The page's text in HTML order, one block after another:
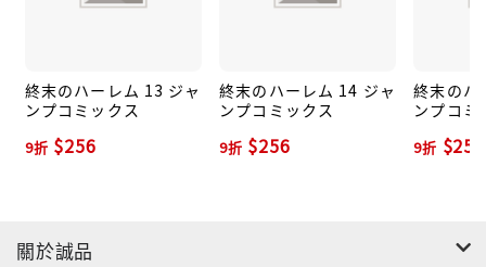
終末のハーレム 13 ジャ
ンプコミックス
9折 $256
終末のハーレム 14 ジャ
ンプコミックス
9折 $256
終末のハ
ンプコミ
9折 $256
關於誠品